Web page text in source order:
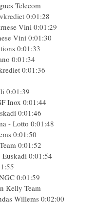
Telecom
0:01:28
Vini 0:01:29
Vini 0:01:30
0:01:33
0:01:34
0:01:36
0:01:39
Inox 0:01:44
0:01:46
- Lotto 0:01:48
0:01:50
0:01:52
0:01:54
0:01:59
Kelly Team
Willems 0:02:00